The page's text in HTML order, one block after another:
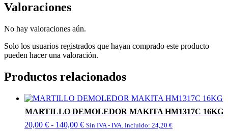
Valoraciones
No hay valoraciones aún.
Solo los usuarios registrados que hayan comprado este producto
pueden hacer una valoración.
Productos relacionados
MARTILLO DEMOLEDOR MAKITA HM1317C 16KG
20,00 € - 140,00 €Rango
Sin IVA - IVA. incluido: 24,20 €